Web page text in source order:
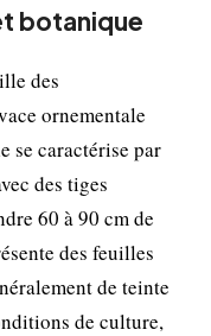
botanique
des
ornementale
se caractérise par
des tiges
60 à 90 cm de
des feuilles
de teinte
de culture,